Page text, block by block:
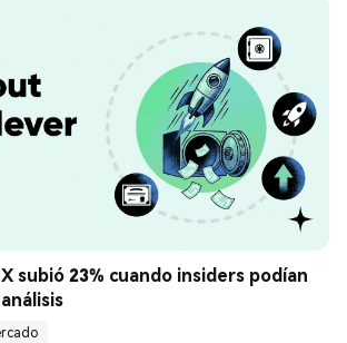
subió 23% cuando insiders podían